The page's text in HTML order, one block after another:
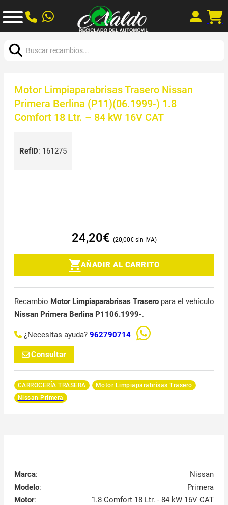
Motor Limpiaparabrisas Trasero Nissan
Primera Berlina (P11)(06.1999-) 1.8
Comfort 18 Ltr. – 84 kW 16V CAT
RefID: 161275
24,20€ 20,00€
AÑADIR AL CARRITO
Recambio Motor Limpiaparabrisas Traseropara el vehículo
Nissan Primera Berlina P1106.1999-.
¿Necesitas ayuda? 962790714
Consultar
CARROCERÍA TRASERA
Motor Limpiaparabrisas Trasero
Nissan Primera
Marca:
Nissan
Modelo:
Primera
Motor: 1.8 Comfort 18 Ltr. - 84 kW 16V CAT